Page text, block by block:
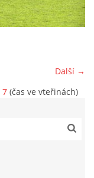
Další →
7 (čas ve vteřinách)